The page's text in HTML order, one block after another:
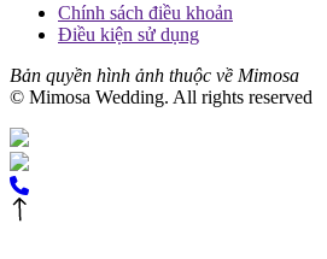
Chính sách điều khoản
Điều kiện sử dụng
Bản quyền hình ảnh thuộc về Mimosa
© Mimosa Wedding. All rights reserved